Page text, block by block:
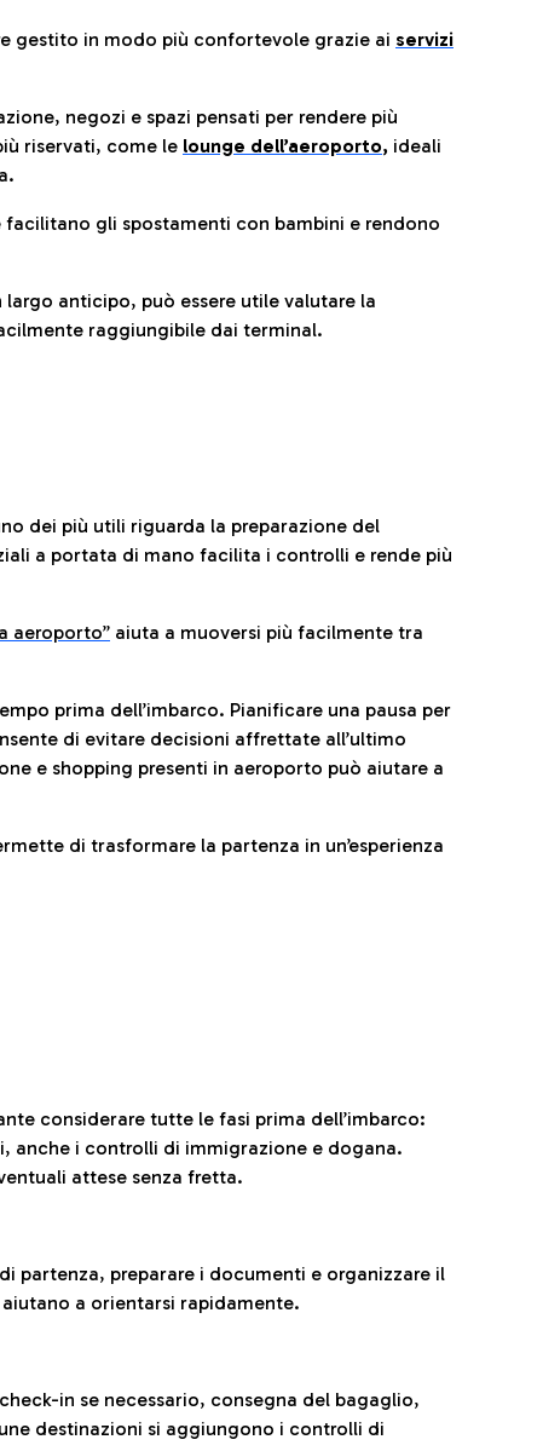
gestito in modo più confortevole grazie ai servizi
negozi e spazi pensati per rendere più
riservati, come le lounge dell’aeroporto, ideali
facilitano gli spostamenti con bambini e rendono
anticipo, può essere utile valutare la
raggiungibile dai terminal.
dei più utili riguarda la preparazione del
a portata di mano facilita i controlli e rende più
aeroporto” aiuta a muoversi più facilmente tra
prima dell’imbarco. Pianificare una pausa per
di evitare decisioni affrettate all’ultimo
e shopping presenti in aeroporto può aiutare a
di trasformare la partenza in un’esperienza
considerare tutte le fasi prima dell’imbarco:
anche i controlli di immigrazione e dogana.
attese senza fretta.
partenza, preparare i documenti e organizzare il
a orientarsi rapidamente.
in se necessario, consegna del bagaglio,
destinazioni si aggiungono i controlli di